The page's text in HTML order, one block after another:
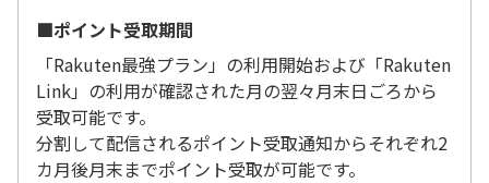
■ポイント受取期間
「Rakuten最強プラン」の利用開始および「Rakuten
Link」の利用が確認された月の翌々月末日ごろから
受取可能です。
分割して配信されるポイント受取通知からそれぞれ2
カ月後月末までポイント受取が可能です。